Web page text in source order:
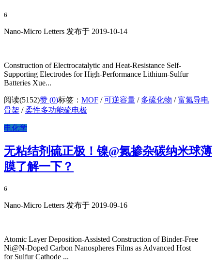
6
Nano-Micro Letters 发布于 2019-10-14
Construction of Electrocatalytic and Heat-Resistance Self-
Supporting Electrodes for High-Performance Lithium-Sulfur
Batteries Xue...
阅读(5152)赞 (0)标签： MOF /可逆容量 / 多硫化物 /富氮导电
骨架 /柔性多功能硫电极
电化学
无粘结剂硫正极！镍@氮掺杂碳纳米球薄
膜了解一下？
6
Nano-Micro Letters 发布于 2019-09-16
Atomic Layer Deposition-Assisted Construction of Binder-Free
Ni@N-Doped Carbon Nanospheres Films as Advanced Host
for Sulfur Cathode ...